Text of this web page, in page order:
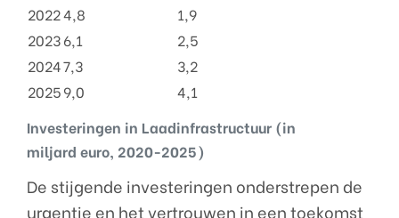
Investeringen in Laadinfrastructuur (in
miljard euro, 2020-2025)
20224,8
1,9
20236,1
2,5
20247,3
3,2
20259,0 4,1
De stijgende investeringen onderstrepen de
urgentie en het vertrouwen in een toekomst